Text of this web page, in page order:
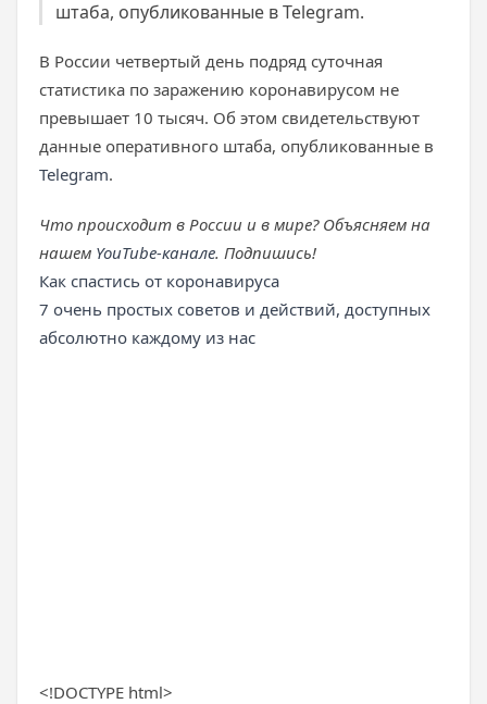
штаба, опубликованные в Telegram.
В России четвертый день подряд суточная
статистика по заражению коронавирусом не
превышает 10 тысяч. Об этом свидетельствуют
данные оперативного штаба, опубликованные в
Telegram.
Что происходит в России и в мире? Объясняем на
нашем YouTube-канале. Подпишись!
Как спастись от коронавируса
7 очень простых советов и действий, доступных
абсолютно каждому из нас
<!DOCTYPE html>